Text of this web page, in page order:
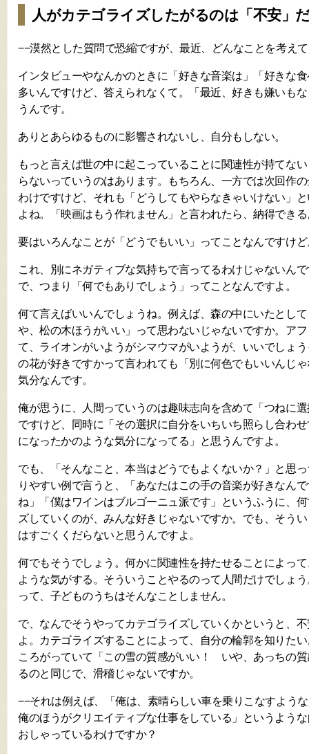
人がカテゴライズしたがるのは「不安」
−−漠然とした質問で恐縮ですが、最近、どんなことを考え
インタビューやなんかのときに「好きな音楽は」「好きな
多いんですけど、答えられなくて。「最近、好きも嫌いも
うんです。
ありとあらゆるものに影響されないし、自分もしない。
もっと言えば世の中に起こっていることに関連性が持てな
らないっていうのはあります。もちろん、一方では次回作
わけですけど、それも「どうしてもやらなきゃいけない」
よね。「映画はもう作れません」と言われたら、納得でき
要はいろんなことが「どうでもいい」ってことなんですけど
これ、別にネガティブな気持ちで言ってるわけじゃないん
で、つまり「何でもありでしょう」ってことなんですよ。
何て言えばいいんでしょうね。例えば、森の中にいたとし
や、松の木ほうがいい」って思わないじゃないですか。ア
て、ライオンがいようがシマウマがいようが、いいでしょ
の花が好きですかって言われても「別に何色でもいいんじ
気分なんです。
俺が思うに、人間っていうのは趣味志向を含めて「つねに
ですけど、同時に「その選択に自分をいちいち照らし合わ
になったかのような気分になってる」と思うんですよ。
でも、「そんなこと、本当はどうでもよくないか？」と思
りやすい例で言うと、「あなたはこの手の音楽が好きなん
ね」「僕はワインはブルゴーニュ派です」というふうに、
ズしていくのが、みんな好きじゃないですか。でも、そう
はすごくくだらないと思うんですよ。
何でもそうでしょう。何かに関連性を持たせることによっ
ような気がする。そういうことやるのって人間だけでしょ
って、子どものうちはそんなことしません。
で、なんでそうやってカテゴライズしていくかというと、
よ。カテゴライズすることによって、自分の輪郭を知りた
ころがっていて「この雪の質感がいい！ いや、あっちの
るのと同じで、滑稽じゃないですか。
−−それは例えば、「俺は、素晴らしい車を乗りこなすよう
俺のほうがクリエイティブな仕事をしている」というよう
おしゃっているわけですか？